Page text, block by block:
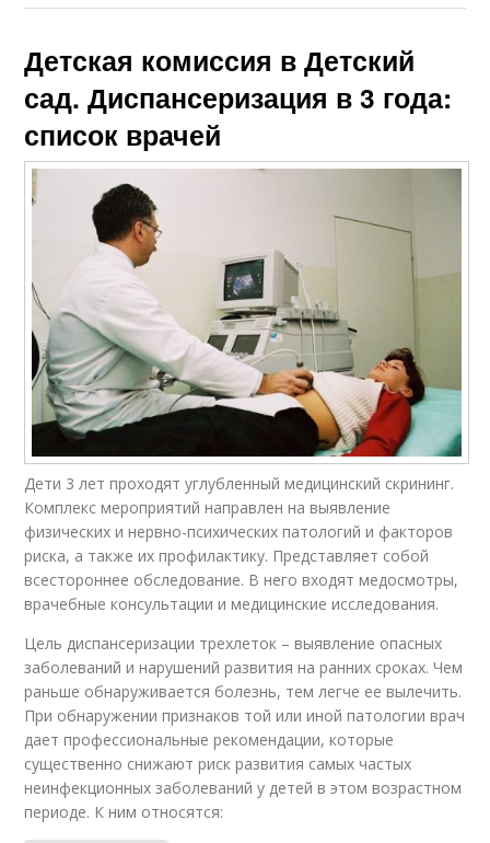
Детская комиссия в Детский
сад. Диспансеризация в 3 года:
список врачей
Дети 3 лет проходят углубленный медицинский скрининг.
Комплекс мероприятий направлен на выявление
физических и нервно-психических патологий и факторов
риска, а также их профилактику. Представляет собой
всестороннее обследование. В него входят медосмотры,
врачебные консультации и медицинские исследования.
Цель диспансеризации трехлеток – выявление опасных
заболеваний и нарушений развития на ранних сроках. Чем
раньше обнаруживается болезнь, тем легче ее вылечить.
При обнаружении признаков той или иной патологии врач
дает профессиональные рекомендации, которые
существенно снижают риск развития самых частых
неинфекционных заболеваний у детей в этом возрастном
периоде. К ним относятся: